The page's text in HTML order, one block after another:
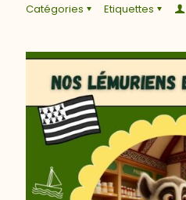
Catégories Etiquettes